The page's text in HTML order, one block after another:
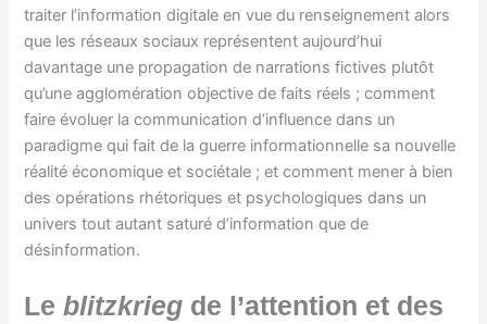
traiter l’information digitale en vue du renseignement alors
que les réseaux sociaux représentent aujourd’hui
davantage une propagation de narrations fictives plutôt
qu’une agglomération objective de faits réels ; comment
faire évoluer la communication d’influence dans un
paradigme qui fait de la guerre informationnelle sa nouvelle
réalité économique et sociétale ; et comment mener à bien
des opérations rhétoriques et psychologiques dans un
univers tout autant saturé d’information que de
désinformation.
Leblitzkrieg de l’attention et des